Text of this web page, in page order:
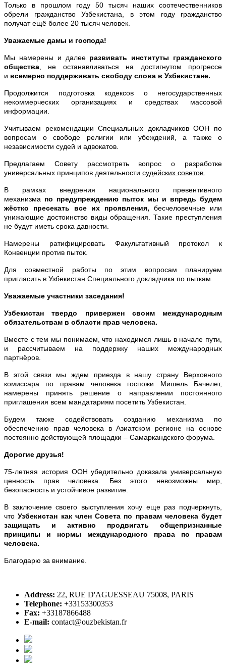
Только в прошлом году 50 тысяч наших соотечественников
обрели гражданство Узбекистана, в этом году гражданство
получат ещё более 20 тысяч человек.
Уважаемые дамы и господа!
Мы намерены и далее развивать институты гражданского
общества , не останавливаться на достигнутом прогрессе
и всемерно поддерживать свободу слова в Узбекистане.
Продолжится подготовка кодексов о негосударственных
некоммерческих организациях и средствах массовой
информации.
Учитываем рекомендации Специальных докладчиков ООН по
вопросам о свободе религии или убеждений, а также о
независимости судей и адвокатов.
Предлагаем Совету рассмотреть вопрос о разработке
универсальных принципов деятельности судейских советов.
В рамках внедрения национального превентивного
механизма по предупреждению пыток мы и впредь будем
жёстко пресекать все их проявления, бесчеловечные или
унижающие достоинство виды обращения. Такие преступления
не будут иметь срока давности.
Намерены ратифицировать Факультативный протокол к
Конвенции против пыток.
Для совместной работы по этим вопросам планируем
пригласить в Узбекистан Специального докладчика по пыткам.
Уважаемые участники заседания!
Узбекистан твердо привержен своим международным
обязательствам в области прав человека.
Вместе с тем мы понимаем, что находимся лишь в начале пути,
и рассчитываем на поддержку наших международных
партнёров.
В этой связи мы ждем приезда в нашу страну Верховного
комиссара по правам человека госпожи Мишель Бачелет,
намерены принять решение о направлении постоянного
приглашения всем мандатариям посетить Узбекистан.
Будем также содействовать созданию механизма по
обеспечению прав человека в Азиатском регионе на основе
постоянно действующей площадки – Самаркандского форума.
Дорогие друзья!
75-летняя история ООН убедительно доказала универсальную
ценность прав человека. Без этого невозможны мир,
безопасность и устойчивое развитие.
В заключение своего выступления хочу еще раз подчеркнуть,
что Узбекистан как член Совета по правам человека будет
защищать и активно продвигать общепризнанные
принципы и нормы международного права по правам
человека.
Благодарю за внимание.
Address: 22, RUE D'AGUESSEAU 75008, PARIS
Telephone: +33153300353
Fax: +33187866488
E-mail: contact@ouzbekistan.fr